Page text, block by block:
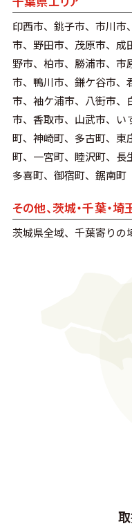
印西市、銚子市、市川市
市、野田市、茂原市、成
野市、柏市、勝浦市、市
市、鴨川市、鎌ケ谷市、
市、袖ケ浦市、八街市、
市、香取市、山武市、い
町、神崎町、多古町、東
町、一宮町、睦沢町、長
多喜町、御宿町、鋸南町
その他、茨城・千葉・
茨城県全域、千葉寄りの